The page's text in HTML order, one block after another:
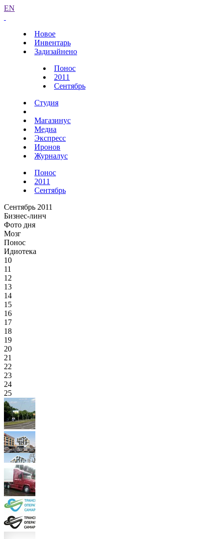
EN
Новое
Инвентарь
Задизайнено
Понос
2011
Сентябрь
Студия
Магазинус
Медиа
Экспресс
Иронов
Журналус
Понос
2011
Сентябрь
Сентябрь 2011
Бизнес-линч
Фото дня
Мозг
Понос
Идиотека
10
11
12
13
14
15
16
17
18
19
20
21
22
23
24
25